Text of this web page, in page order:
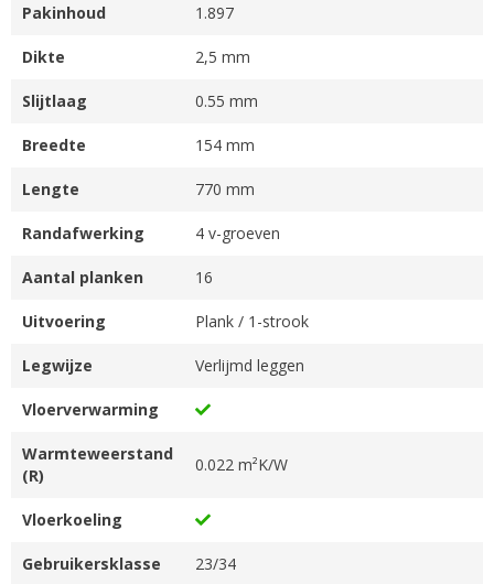
Pakinhoud 1.897
Dikte 2,5 mm
Slijtlaag 0.55 mm
Breedte 154 mm
Lengte 770 mm
Randafwerking 4 v-groeven
Aantal planken 16
Uitvoering Plank / 1-strook
Legwijze Verlijmd leggen
Vloerverwarming
Warmteweerstand
(R)
0.022 m²K/W
Vloerkoeling
Gebruikersklasse 23/34